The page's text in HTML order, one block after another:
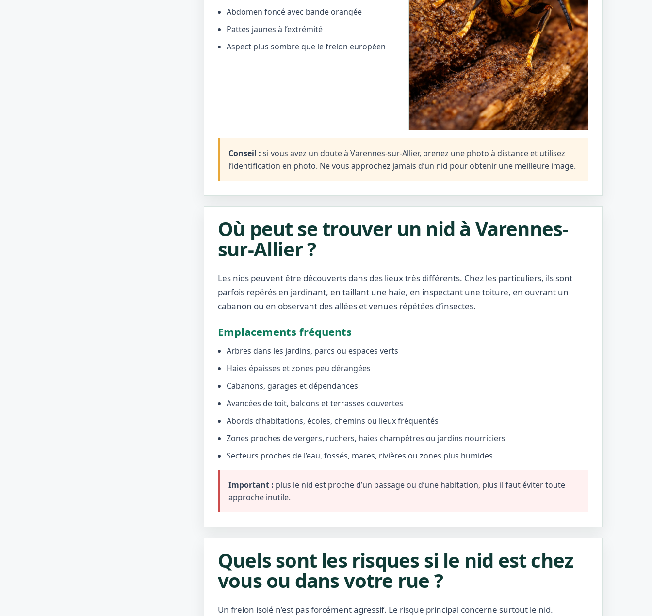
Abdomen foncé avec bande orangée
Pattes jaunes à l’extrémité
Aspect plus sombre que le frelon européen
Conseil : si vous avez un doute à Varennes-sur-Allier, prenez une photo à distance et utilisez
l’identification en photo. Ne vous approchez jamais d’un nid pour obtenir une meilleure image.
Où peut se trouver un nid à Varennes-
sur-Allier ?
Les nids peuvent être découverts dans des lieux très différents. Chez les particuliers, ils sont
parfois repérés en jardinant, en taillant une haie, en inspectant une toiture, en ouvrant un
cabanon ou en observant des allées et venues répétées d’insectes.
Emplacements fréquents
Arbres dans les jardins, parcs ou espaces verts
Haies épaisses et zones peu dérangées
Cabanons, garages et dépendances
Avancées de toit, balcons et terrasses couvertes
Abords d’habitations, écoles, chemins ou lieux fréquentés
Zones proches de vergers, ruchers, haies champêtres ou jardins nourriciers
Secteurs proches de l’eau, fossés, mares, rivières ou zones plus humides
Important : plus le nid est proche d’un passage ou d’une habitation, plus il faut éviter toute
approche inutile.
Quels sont les risques si le nid est chez
vous ou dans votre rue ?
Un frelon isolé n’est pas forcément agressif. Le risque principal concerne surtout le nid.